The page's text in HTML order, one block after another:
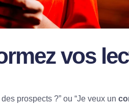
vos
prospects ?” ou “Je veux un